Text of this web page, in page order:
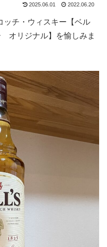
2025.06.01 2022.06.20
ッチ・ウィスキー【ベル
オリジナル】を愉しみま